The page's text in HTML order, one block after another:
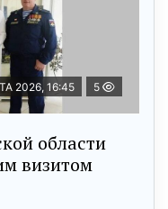
2026, 16:45 5
области
визитом